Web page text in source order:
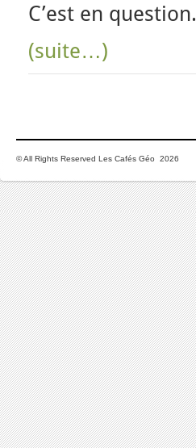
C’est en question.
(suite…)
© All Rights Reserved Les Cafés Géo 2026